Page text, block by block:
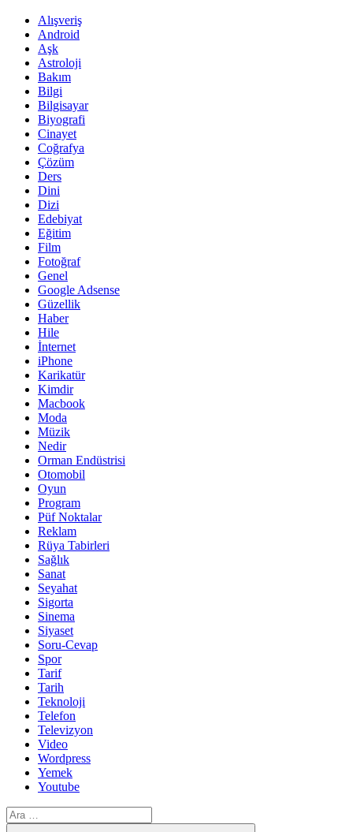
Alışveriş
Android
Aşk
Astroloji
Bakım
Bilgi
Bilgisayar
Biyografi
Cinayet
Coğrafya
Çözüm
Ders
Dini
Dizi
Edebiyat
Eğitim
Film
Fotoğraf
Genel
Google Adsense
Güzellik
Haber
Hile
İnternet
iPhone
Karikatür
Kimdir
Macbook
Moda
Müzik
Nedir
Orman Endüstrisi
Otomobil
Oyun
Program
Püf Noktalar
Reklam
Rüya Tabirleri
Sağlık
Sanat
Seyahat
Sigorta
Sinema
Siyaset
Soru-Cevap
Spor
Tarif
Tarih
Teknoloji
Telefon
Televizyon
Video
Wordpress
Yemek
Youtube
Arama: